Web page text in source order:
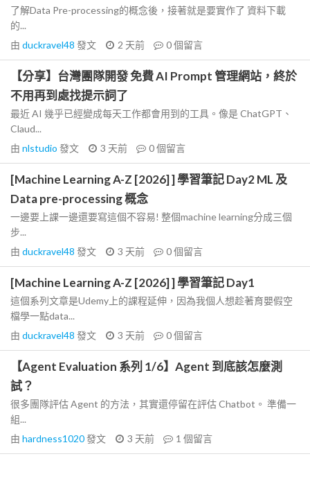
了解Data Pre-processing的概念後，接著就是要實作了 資料下載
的...
由 duckravel48 發文 2 天前 0個留言
【分享】台灣團隊開發 免費 AI Prompt 管理網站，終於
不用再到處找提示詞了
最近 AI 幾乎已經變成每天工作都會用到的工具。像是 ChatGPT、
Claud...
由 nlstudio 發文 3 天前 0個留言
[Machine Learning A-Z [2026] ] 學習筆記 Day2 ML 及
Data pre-processing 概念
一邊要上課一邊還要寫這個不容易! 整個machine learning分成三個
步...
由 duckravel48 發文 3 天前 0個留言
[Machine Learning A-Z [2026] ] 學習筆記 Day1
這個系列文章是Udemy上的課程延伸，因為我個人想趁著育嬰假空
檔學一點data...
由 duckravel48 發文 3 天前 0個留言
【Agent Evaluation 系列 1/6】Agent 到底該怎麼測
試？
很多團隊評估 Agent 的方法，其實還停留在評估 Chatbot。 準備一
組...
由 hardness1020發文 3 天前 1 個留言